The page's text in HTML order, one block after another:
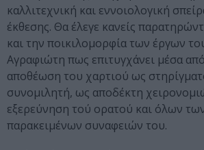
καλλιτεχνική και εννοιολογική
έκθεσης. Θα έλεγε κανείς
και την ποικιλομορφία των έργων
Αγραφιώτη πως επιτυγχάνει μέσα
αποθέωση του χαρτιού ως
συνομιλητή, ως αποδέκτη
εξερεύνηση τού ορατού και όλων
παρακειμένων συναφειών του.